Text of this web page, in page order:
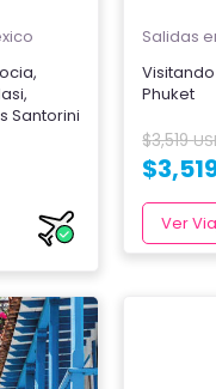
,
,
Santorini
Salidas
Phuket
$3,519
$
Ver